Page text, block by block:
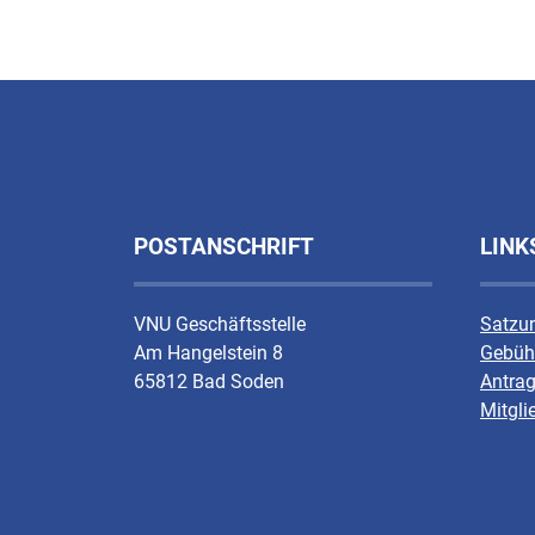
POSTANSCHRIFT
VNU Geschäftsstelle
Am Hangelstein 8
65812 Bad Soden